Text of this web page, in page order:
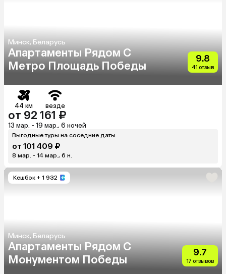
Минск, Беларусь
Апартаменты Рядом С
Метро Площадь Победы
9.8
41 отзыв
44 км везде
от 92 161 ₽
13 мар. - 19 мар., 6 ночей
Выгодные туры на соседние даты
от 101 409 ₽
8 мар. - 14 мар., 6 н.
Кешбэк + 1 932
Минск, Беларусь
Апартаменты Рядом С
Монументом Победы
9.7
17 отзывов